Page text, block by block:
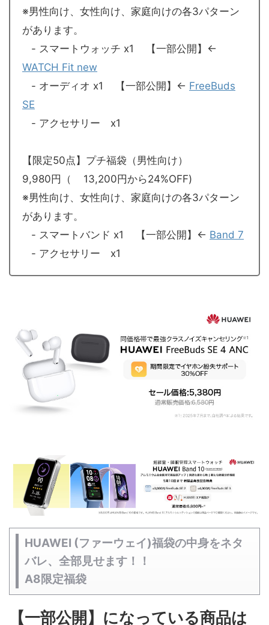
※男性向け、女性向け、家庭向けの各3パターン
があります。
- スマートウォッチ x1 【一部公開】←
WATCH Fit new
- オーディオ x1 【一部公開】← FreeBuds
SE
- アクセサリー x1
【限定50点】プチ福袋（男性向け）
9,980円（ 13,200円から24%OFF)
※男性向け、女性向け、家庭向けの各3パターン
があります。
- スマートバンド x1 【一部公開】← Band 7
- アクセサリー x1
HUAWEI (ファーウェイ)福袋の中身をネタ
バレ、全部見せます！！
A8限定福袋
【一部公開】になっている商品は